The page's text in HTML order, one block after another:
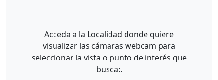
Acceda a la Localidad donde quiere
visualizar las cámaras webcam para
seleccionar la vista o punto de interés que
busca:.